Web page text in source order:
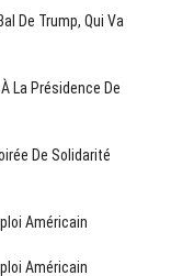
De Trump, Qui Va
La Présidence De
De Solidarité
Américain
Américain